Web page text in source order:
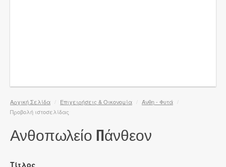
Αρχική Σελίδα / Επιχειρήσεις & Οικονομία / Άνθη - Φυτά /
Προβολή ιστοσελίδας
Ανθοπωλείο Πάνθεον
Τίτλος